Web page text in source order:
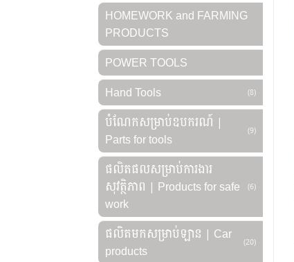
HOMEWORK and FARMING
PRODUCTS
POWER TOOLS
Hand Tools
(8)
បំណែកសម្រាប់ឧបករណ៍ |
Parts for tools
(9)
ផលិតផលសម្រាប់ការងារ
សុវត្ថិភាព | Products for safe
work
(6)
ផលិតមកសម្រាប់ឡាន | Car
products
(20)